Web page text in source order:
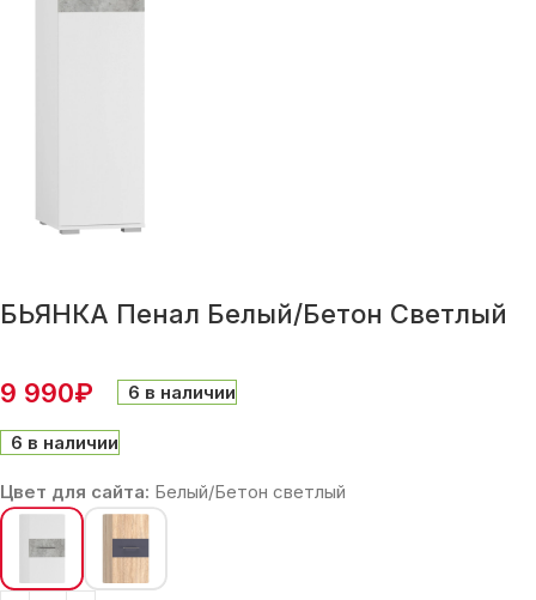
БЬЯНКА Пенал Белый/Бетон Светлый
9 990₽ 6 в наличии
6 в наличии
Цвет для сайта: Белый/Бетон светлый